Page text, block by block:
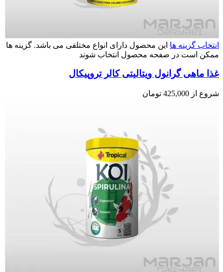
انتخاب گزینه ها این محصول دارای انواع مختلفی می باشد. گزینه ها
ممکن است در صفحه محصول انتخاب شوند
غذا ماهی گرانول ویتالیتی کالر تروپیکال
شروع از 425,000 تومان